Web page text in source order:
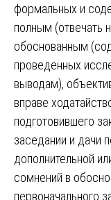
формальных и
полным (отвечать
обоснованным
проведенных
выводам),
вправе
подготовившего
заседании и дачи
дополнительной
сомнений в
первоначального